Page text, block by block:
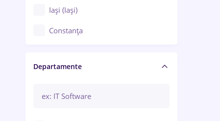
Iași (Iași)
Constanța
Brașov
Bacău
Departamente